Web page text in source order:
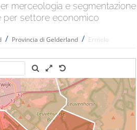
merceologia e segmentazione
per settore economico
/ Provincia di Gelderland / Ermelo